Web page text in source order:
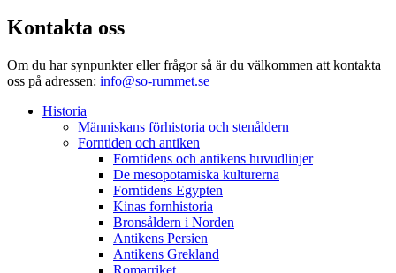
Kontakta oss
Om du har synpunkter eller frågor så är du välkommen att kontakta
oss på adressen: info@so-rummet.se
Historia
Människans förhistoria och stenåldern
Forntiden och antiken
Forntidens och antikens huvudlinjer
De mesopotamiska kulturerna
Forntidens Egypten
Kinas fornhistoria
Bronsåldern i Norden
Antikens Persien
Antikens Grekland
Romarriket